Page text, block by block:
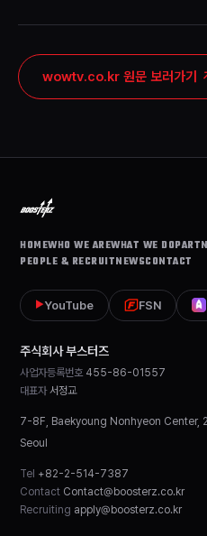
wowtv.co.kr 원문 보러가기
HOMEWHO WE AREWHAT WE DO
PEOPLE & RECRUITNEWSCONTACT
▶YouTube FSN
주식회사 부스터즈
사업자등록번호 455-86-01557
대표자 서정교
7-8F, Baekyoung Nonhyeon Center,
Seoul
Tel +82-2-514-7387
Contact Contact@boosterz.co.kr
Recruiting apply@boosterz.co.kr